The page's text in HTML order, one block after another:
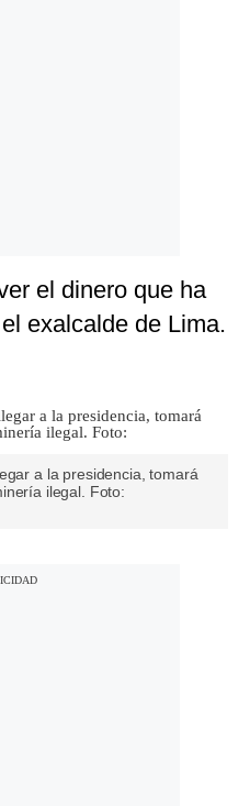
el dinero que ha
exalcalde de Lima.
a la presidencia, tomará
ilegal. Foto: